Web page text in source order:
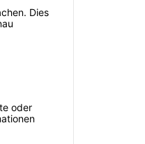
Dies
oder